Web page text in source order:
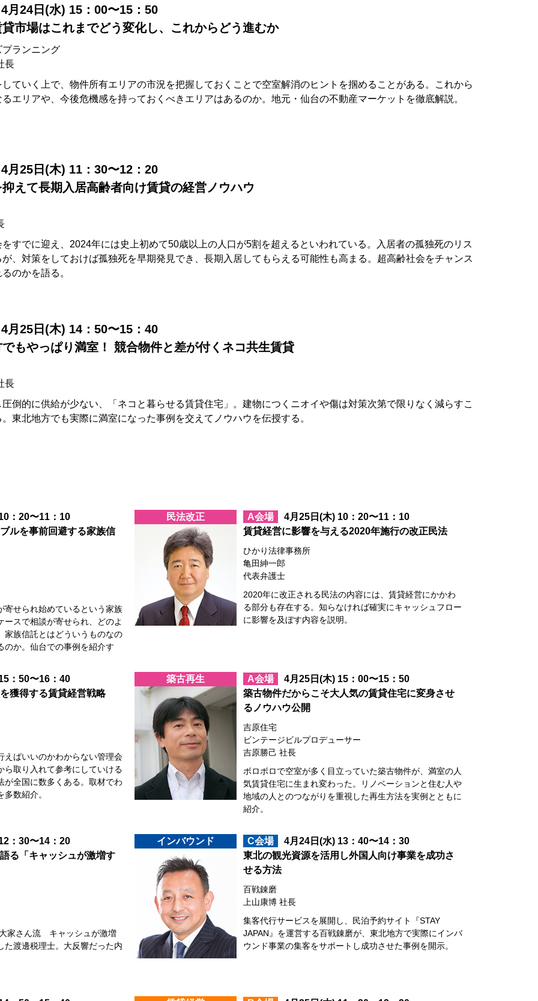
4月24日(水) 15：00〜15：50
市場はこれまでどう変化し、これからどう進むか
ランニング
長
ていく上で、物件所有エリアの市況を把握しておくことで空室解消のヒントを掴めることがある。これから
エリアや、今後危機感を持っておくべきエリアはあるのか。地元・仙台の不動産マーケットを徹底解説。
4月25日(木) 11：30〜12：20
えて長期入居高齢者向け賃貸の経営ノウハウ
すでに迎え、2024年には史上初めて50歳以上の人口が5割を超えるといわれている。入居者の孤独死のリス
、対策をしておけば孤独死を早期発見でき、長期入居してもらえる可能性も高まる。超高齢社会をチャンス
のかを語る。
4月25日(木) 14：50〜15：40
もやっぱり満室！ 競合物件と差が付くネコ共生賃貸
長
倒的に供給が少ない、「ネコと暮らせる賃貸住宅」。建物につくニオイや傷は対策次第で限りなく減らすこ
東北地方でも実際に満室になった事例を交えてノウハウを伝授する。
：20〜11：10
ルを事前回避する家族信
寄せられ始めているという家族
ースで相談が寄せられ、どのよ
家族信託とはどういうものなの
のか。仙台での事例を紹介す
民法改正 A会場
4月25日(木) 10：20〜11：10
賃貸経営に影響を与える2020年施行の改正民法
ひかり法律事務所
亀田紳一郎
代表弁護士
2020年に改正される民法の内容には、賃貸経営にかかわ
る部分も存在する。知らなければ確実にキャッシュフロー
に影響を及ぼす内容を説明。
：50〜16：40
獲得する賃貸経営戦略
えばいいのかわからない管理会
ら取り入れて参考にしていける
が全国に数多くある。取材でわ
数紹介。
築古再生 A会場
4月25日(木) 15：00〜15：50
築古物件だからこそ大人気の賃貸住宅に変身させ
るノウハウ公開
吉原住宅
ビンテージビルプロデューサー
吉原勝己 社長
ボロボロで空室が多く目立っていた築古物件が、満室の人
気賃貸住宅に生まれ変わった。リノベーションと住む人や
地域の人とのつながりを重視した再生方法を実例とともに
紹介。
：30〜14：20
る「キャッシュが激増す
家さん流 キャッシュが激増
た渡邊税理士。大反響だった内
インバウンド C会場
4月24日(水) 13：40〜14：30
東北の観光資源を活用し外国人向け事業を成功さ
せる方法
百戦錬磨
上山康博 社長
集客代行サービスを展開し、民泊予約サイト『STAY
JAPAN』を運営する百戦錬磨が、東北地方で実際にインバ
ウンド事業の集客をサポートし成功させた事例を開示。